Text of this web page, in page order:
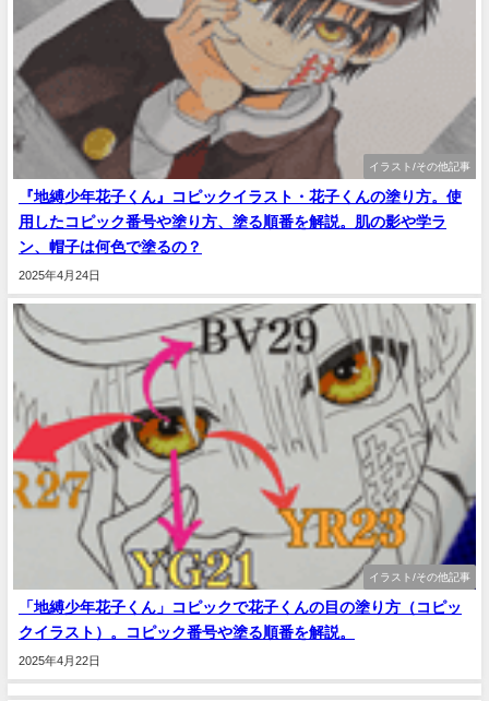
イラスト/その他記事
『地縛少年花子くん』コピックイラスト・花子くんの塗り方。使
用したコピック番号や塗り方、塗る順番を解説。肌の影や学ラ
ン、帽子は何色で塗るの？
2025年4月24日
イラスト/その他記事
「地縛少年花子くん」コピックで花子くんの目の塗り方（コピッ
クイラスト）。コピック番号や塗る順番を解説。
2025年4月22日